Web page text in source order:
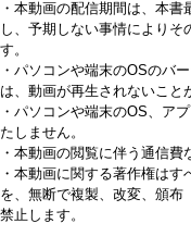
・本動画の配信期間は、本
し、予期しない事情によりそ
す。
・パソコンや端末のOSのバ
は、動画が再生されないこと
・パソコンや端末のOS、ア
たしません。
・本動画の閲覧に伴う通信費
・本動画に関する著作権は
を、無断で複製、改変、頒布
禁止します。